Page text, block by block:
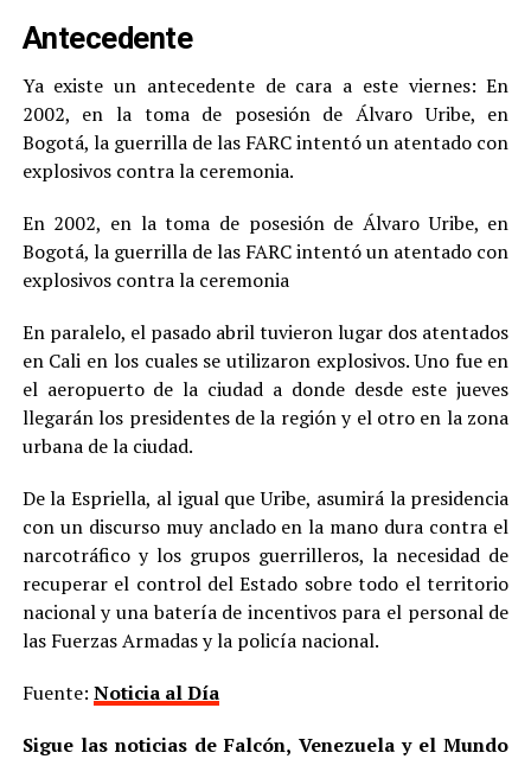
Antecedente
Ya existe un antecedente de cara a este viernes: En
2002, en la toma de posesión de Álvaro Uribe, en
Bogotá, la guerrilla de las FARC intentó un atentado con
explosivos contra la ceremonia.
En 2002, en la toma de posesión de Álvaro Uribe, en
Bogotá, la guerrilla de las FARC intentó un atentado con
explosivos contra la ceremonia
En paralelo, el pasado abril tuvieron lugar dos atentados
en Cali en los cuales se utilizaron explosivos. Uno fue en
el aeropuerto de la ciudad a donde desde este jueves
llegarán los presidentes de la región y el otro en la zona
urbana de la ciudad.
De la Espriella, al igual que Uribe, asumirá la presidencia
con un discurso muy anclado en la mano dura contra el
narcotráfico y los grupos guerrilleros, la necesidad de
recuperar el control del Estado sobre todo el territorio
nacional y una batería de incentivos para el personal de
las Fuerzas Armadas y la policía nacional.
Fuente: Noticia al Día
Sigue las noticias de Falcón, Venezuela y el Mundo